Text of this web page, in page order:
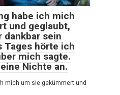
habe ich mich
und geglaubt,
dankbar sein
Tages hörte ich
mich sagte.
Nichte an.
mich um sie gekümmert und